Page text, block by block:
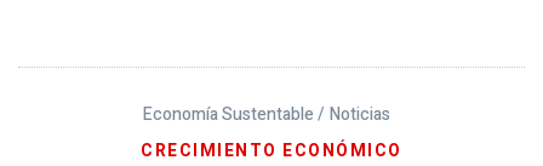
Economía Sustentable / Noticias
CRECIMIENTO ECONÓMICO